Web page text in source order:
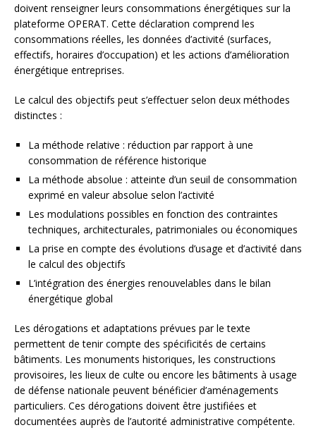
doivent renseigner leurs consommations énergétiques sur la
plateforme OPERAT. Cette déclaration comprend les
consommations réelles, les données d’activité (surfaces,
effectifs, horaires d’occupation) et les actions d’amélioration
énergétique entreprises.
Le calcul des objectifs peut s’effectuer selon deux méthodes
distinctes :
La méthode relative : réduction par rapport à une
consommation de référence historique
La méthode absolue : atteinte d’un seuil de consommation
exprimé en valeur absolue selon l’activité
Les modulations possibles en fonction des contraintes
techniques, architecturales, patrimoniales ou économiques
La prise en compte des évolutions d’usage et d’activité dans
le calcul des objectifs
L’intégration des énergies renouvelables dans le bilan
énergétique global
Les dérogations et adaptations prévues par le texte
permettent de tenir compte des spécificités de certains
bâtiments. Les monuments historiques, les constructions
provisoires, les lieux de culte ou encore les bâtiments à usage
de défense nationale peuvent bénéficier d’aménagements
particuliers. Ces dérogations doivent être justifiées et
documentées auprès de l’autorité administrative compétente.